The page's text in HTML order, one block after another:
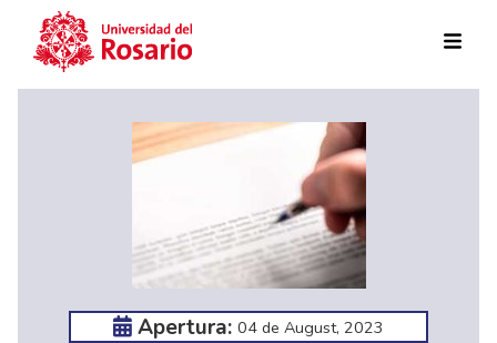
Apertura: 04 de August, 2023